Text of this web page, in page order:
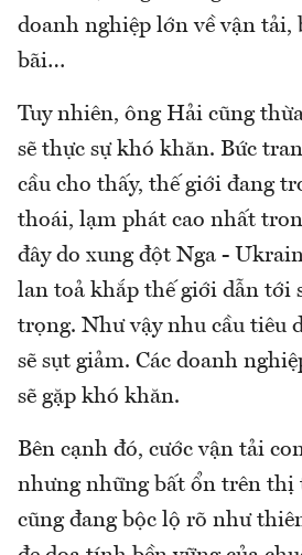
doanh nghiệp lớn về vận tải,
bãi…
Tuy nhiên, ông Hải cũng
sẽ thực sự khó khăn. Bức
cầu cho thấy, thế giới đang
thoái, lạm phát cao nhất
đây do xung đột Nga -
lan toả khắp thế giới dẫn tới
trọng. Như vậy nhu cầu tiêu
sẽ sụt giảm. Các doanh
sẽ gặp khó khăn.
Bên cạnh đó, cước vận tải
nhưng những bất ổn trên thị
cũng đang bộc lộ rõ như